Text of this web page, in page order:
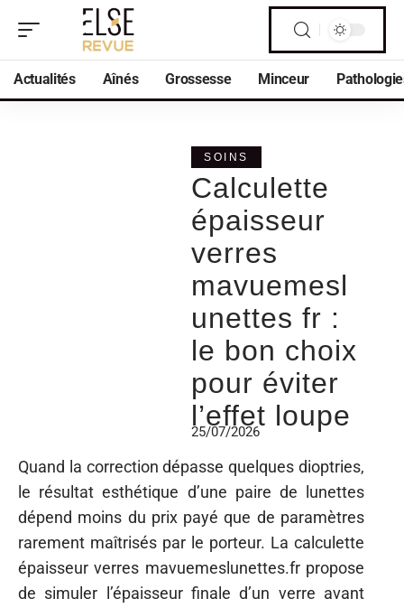
Actualités Aînés Grossesse Minceur
SOINS
Calculette
épaisseur
verres
mavuemesl
unettes fr :
le bon choix
pour éviter
l’effet loupe
25/07/2026
Quand la correction dépasse quelques dioptries,
le résultat esthétique d’une paire de lunettes
dépend moins du prix payé que de paramètres
rarement maîtrisés par le porteur. La calculette
épaisseur verres mavuemeslunettes.fr propose
de simuler l’épaisseur finale d’un verre avant